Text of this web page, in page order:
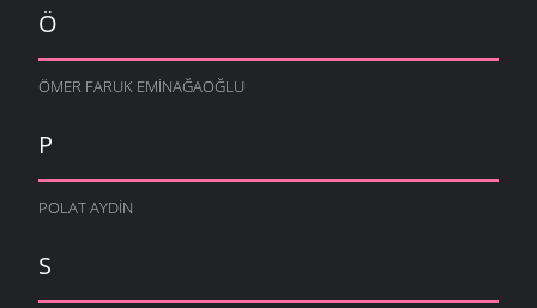
Ö
ÖMER FARUK EMINAĞAOĞLU
P
POLAT AYDIN
S